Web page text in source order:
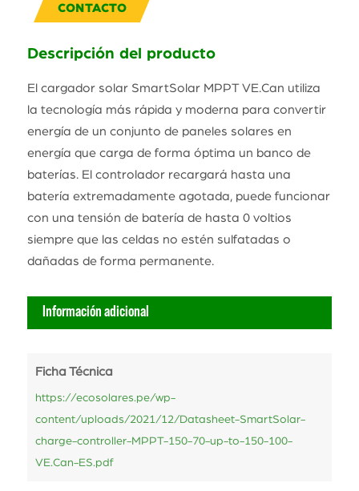
CONTACTO
Descripción del producto
El cargador solar SmartSolar MPPT VE.Can utiliza
la tecnología más rápida y moderna para convertir
energía de un conjunto de paneles solares en
energía que carga de forma óptima un banco de
baterías. El controlador recargará hasta una
batería extremadamente agotada, puede funcionar
con una tensión de batería de hasta 0 voltios
siempre que las celdas no estén sulfatadas o
dañadas de forma permanente.
Información adicional
Ficha Técnica
https://ecosolares.pe/wp-
content/uploads/2021/12/Datasheet-SmartSolar-
charge-controller-MPPT-150-70-up-to-150-100-
VE.Can-ES.pdf